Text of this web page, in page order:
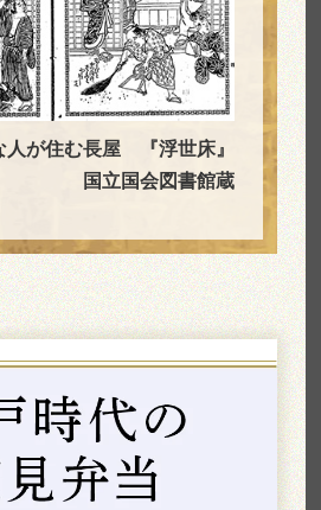
人が住む長屋 『浮世床』
国立国会図書館蔵